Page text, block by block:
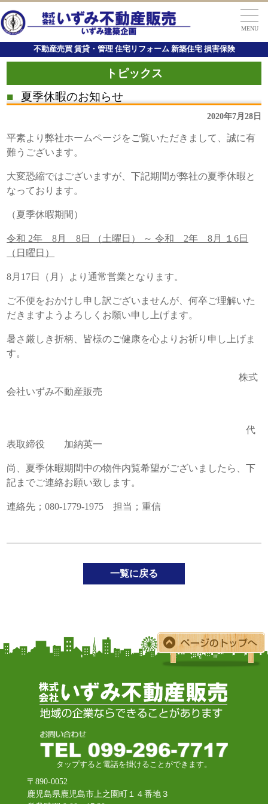
MENU
不動産売買 賃貸・管理 住宅リフォーム 新築住宅 損害保険
トピックス
■
夏季休暇のお知らせ
2020年7月28日
平素より弊社ホームページをご覧いただきまして、誠に有
難うございます。
大変恐縮ではございますが、下記期間が弊社の夏季休暇と
なっております。
（夏季休暇期間）
令和 2年 8月 8日 （土曜日） ～ 令和 2年 8月 １6日
（日曜日）
8月17日（月）より通常営業となります。
ご不便をおかけし申し訳ございませんが、何卒ご理解いた
だきますようよろしくお願い申し上げます。
暑さ厳しき折柄、皆様のご健康を心よりお祈り申し上げま
す。
株式
会社いずみ不動産販売
代
表取締役 加納英一
尚、夏季休暇期間中の物件内覧希望がございましたら、下
記までご連絡お願い致します。
連絡先；080-1779-1975 担当；重信
一覧に戻る
タップすると電話を掛けることができます。
〒890-0052
鹿児島県鹿児島市上之園町１４番地３